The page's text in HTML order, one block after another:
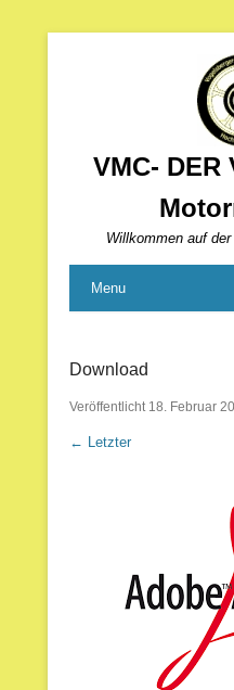
VMC- DER
Willkommen auf
Menu
Download
Veröffentlicht 18. Februar
← Letzter